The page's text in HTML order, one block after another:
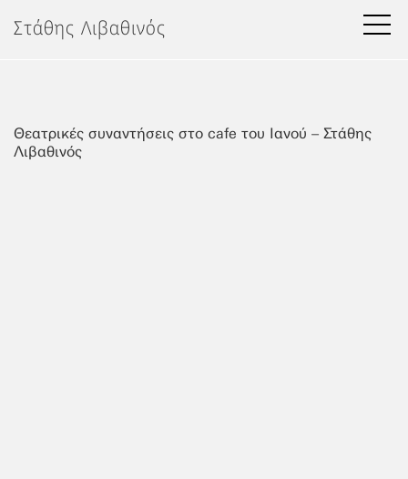
στοΣτάθης Λιβαθινός
Θεατρικές συναντήσεις στο cafe του Ιανού – Στάθης
Λιβαθινός